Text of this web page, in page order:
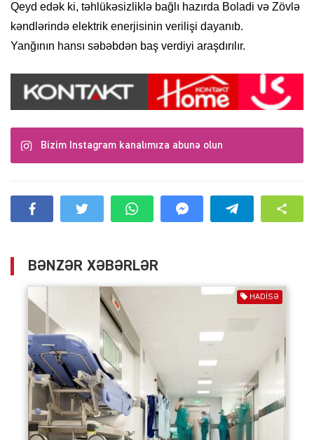
Qeyd edək ki, təhlükəsizliklə bağlı hazırda Boladi və Zövlə
kəndlərində elektrik enerjisinin verilişi dayanıb.
Yanğının hansı səbəbdən baş verdiyi araşdırılır.
Bizim Instagram kanalımıza abunə olun
BƏNZƏR XƏBƏRLƏR
HADISƏ